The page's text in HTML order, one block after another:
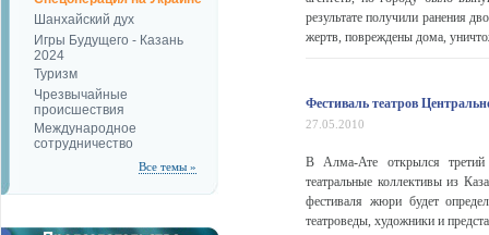
Шанхайский дух
Игры Будущего - Казань
2024
Туризм
Чрезвычайные
происшествия
Международное
сотрудничество
Все темы »
результате получили ранения
жертв, повреждены дома,
Фестиваль театров
27.05.2010
В Алма-Ате открылся третий
театральные коллективы из
фестиваля жюри будет
театроведы, художники и